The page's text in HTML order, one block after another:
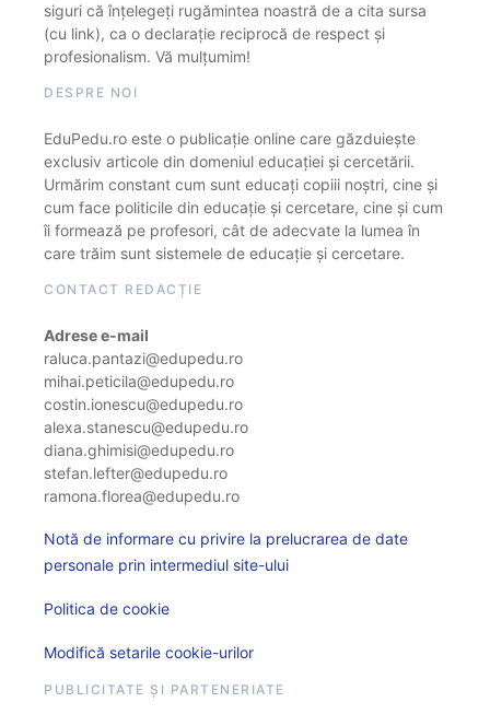
siguri că înțelegeți rugămintea noastră de a cita sursa
(cu link), ca o declarație reciprocă de respect și
profesionalism. Vă mulțumim!
DESPRE NOI
EduPedu.ro este o publicație online care găzduiește
exclusiv articole din domeniul educației și cercetării.
Urmărim constant cum sunt educați copiii noștri, cine și
cum face politicile din educație și cercetare, cine și cum
îi formează pe profesori, cât de adecvate la lumea în
care trăim sunt sistemele de educație și cercetare.
CONTACT REDACȚIE
Adrese e-mail
raluca.pantazi@edupedu.ro
mihai.peticila@edupedu.ro
costin.ionescu@edupedu.ro
alexa.stanescu@edupedu.ro
diana.ghimisi@edupedu.ro
stefan.lefter@edupedu.ro
ramona.florea@edupedu.ro
Notă de informare cu privire la prelucrarea de date
personale prin intermediul site-ului
Politica de cookie
Modifică setarile cookie-urilor
PUBLICITATE ȘI PARTENERIATE